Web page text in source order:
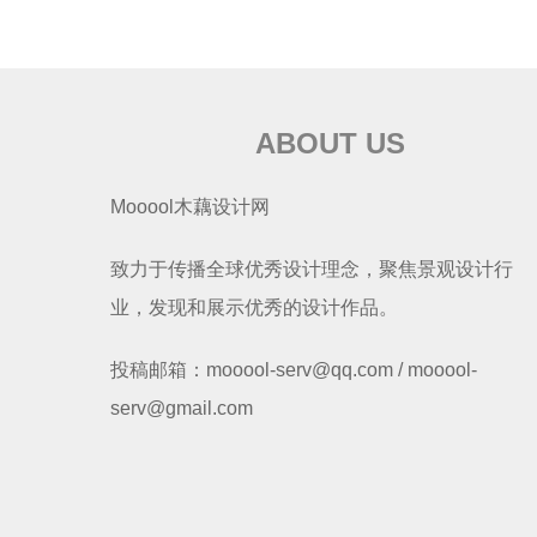
ABOUT US
Mooool木藕设计网
致力于传播全球优秀设计理念，聚焦景观设计行
业，发现和展示优秀的设计作品。
投稿邮箱：mooool-serv@qq.com / mooool-
serv@gmail.com